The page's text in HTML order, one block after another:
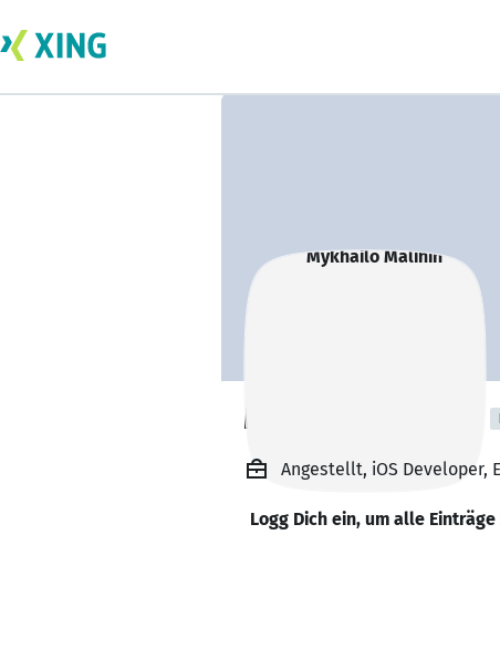
Mykhailo Malinin
Angestellt, iOS Developer,
Logg Dich ein, um alle Einträge